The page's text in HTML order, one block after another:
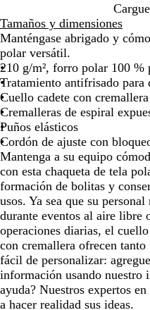
o
n
o
c
h
e
Tamaños y dimensiones
Manténgase abrigado y
polar versátil.
210 g/m², forro polar 100 %
Tratamiento antifrisado para
Cuello cadete con cremallera
Cremalleras de espiral
Puños elásticos
Cordón de ajuste con
Mantenga a su equipo
con esta chaqueta de tela
formación de bolitas y
usos. Ya sea que su
durante eventos al aire libre
operaciones diarias, el
con cremallera ofrecen
fácil de personalizar:
información usando nuestro
ayuda? Nuestros expertos
a hacer realidad sus ideas.